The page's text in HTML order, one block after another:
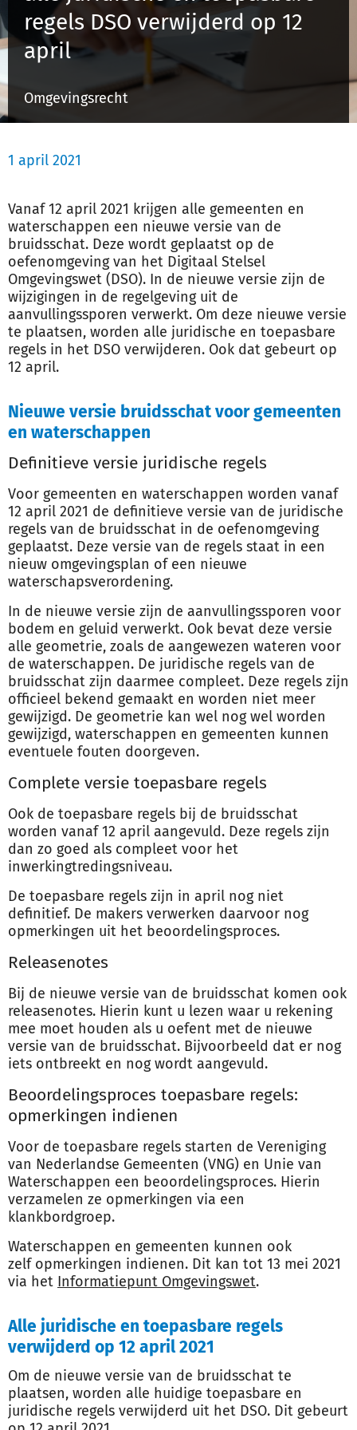
regels DSO verwijderd op 12
april
Omgevingsrecht
1 april 2021
Vanaf 12 april 2021 krijgen alle gemeenten en
waterschappen een nieuwe versie van de
bruidsschat. Deze wordt geplaatst op de
oefenomgeving van het Digitaal Stelsel
Omgevingswet (DSO). In de nieuwe versie zijn de
wijzigingen in de regelgeving uit de
aanvullingssporen verwerkt. Om deze nieuwe versie
te plaatsen, worden alle juridische en toepasbare
regels in het DSO verwijderen. Ook dat gebeurt op
12 april.
Nieuwe versie bruidsschat voor gemeenten
en waterschappen
Definitieve versie juridische regels
Voor gemeenten en waterschappen worden vanaf
12 april 2021 de definitieve versie van de juridische
regels van de bruidsschat in de oefenomgeving
geplaatst. Deze versie van de regels staat in een
nieuw omgevingsplan of een nieuwe
waterschapsverordening.
In de nieuwe versie zijn de aanvullingssporen voor
bodem en geluid verwerkt. Ook bevat deze versie
alle geometrie, zoals de aangewezen wateren voor
de waterschappen. De juridische regels van de
bruidsschat zijn daarmee compleet. Deze regels zijn
officieel bekend gemaakt en worden niet meer
gewijzigd. De geometrie kan wel nog wel worden
gewijzigd, waterschappen en gemeenten kunnen
eventuele fouten doorgeven.
Complete versie toepasbare regels
Ook de toepasbare regels bij de bruidsschat
worden vanaf 12 april aangevuld. Deze regels zijn
dan zo goed als compleet voor het
inwerkingtredingsniveau.
De toepasbare regels zijn in april nog niet
definitief. De makers verwerken daarvoor nog
opmerkingen uit het beoordelingsproces.
Releasenotes
Bij de nieuwe versie van de bruidsschat komen ook
releasenotes. Hierin kunt u lezen waar u rekening
mee moet houden als u oefent met de nieuwe
versie van de bruidsschat. Bijvoorbeeld dat er nog
iets ontbreekt en nog wordt aangevuld.
Beoordelingsproces toepasbare regels:
opmerkingen indienen
Voor de toepasbare regels starten de Vereniging
van Nederlandse Gemeenten (VNG) en Unie van
Waterschappen een beoordelingsproces. Hierin
verzamelen ze opmerkingen via een
klankbordgroep.
Waterschappen en gemeenten kunnen ook
zelf opmerkingen indienen. Dit kan tot 13 mei 2021
via het Informatiepunt Omgevingswet.
Alle juridische en toepasbare regels
verwijderd op 12 april 2021
Om de nieuwe versie van de bruidsschat te
plaatsen, worden alle huidige toepasbare en
juridische regels verwijderd uit het DSO. Dit gebeurt